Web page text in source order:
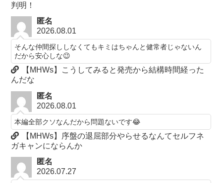
判明！
匿名
2026.08.01
そんな仲間探ししなくてもキミはちゃんと健常者じゃないん
だから安心しな😉
【MHWs】こうしてみると発売から結構時間経った
んだな
匿名
2026.08.01
本編全部クソなんだから問題ないです😂
【MHWs】序盤の退屈部分やらせるなんてセルフネ
ガキャンにならんか
匿名
2026.07.27